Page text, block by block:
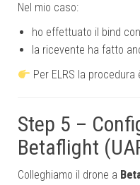
Nel mio caso:
ho effettuato il bind con
la ricevente ha fatto
Per ELRS la procedura
Step 5 –
Betaflight
Colleghiamo il drone a